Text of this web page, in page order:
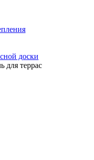
доски
для террас